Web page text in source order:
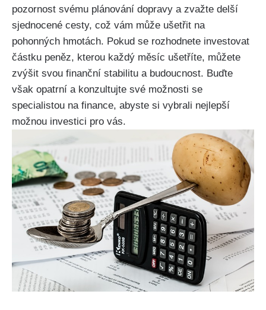
pozornost svému plánování dopravy a zvažte delší
sjednocené cesty, což vám může ušetřit na
pohonných hmotách. Pokud se rozhodnete investovat
částku peněz, kterou každý měsíc ušetříte, můžete
zvýšit svou finanční stabilitu a budoucnost. Buďte
však opatrní a konzultujte své možnosti se
specialistou na finance, abyste si vybrali nejlepší
možnou investici pro vás.